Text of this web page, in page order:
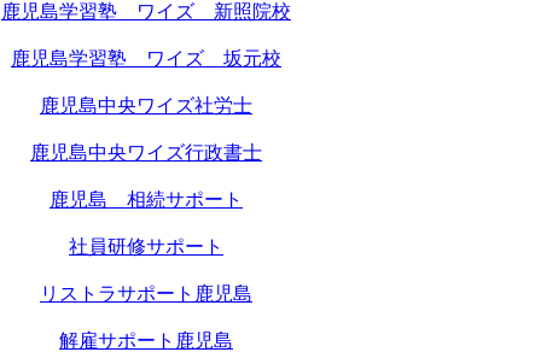
鹿児島学習塾 ワイズ 新照院校
鹿児島学習塾 ワイズ 坂元校
鹿児島中央ワイズ社労士
鹿児島中央ワイズ行政書士
鹿児島 相続サポート
社員研修サポート
リストラサポート鹿児島
解雇サポート鹿児島